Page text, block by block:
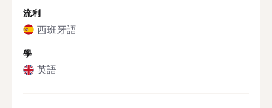
流利
西班牙語
學
英語